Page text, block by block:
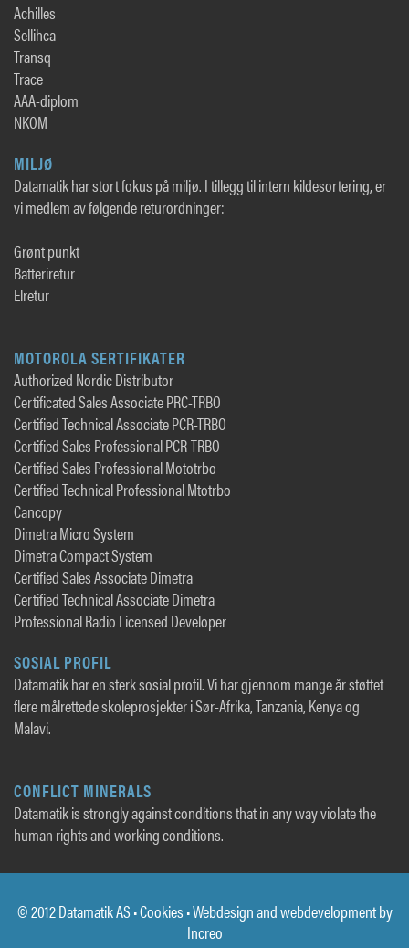
Achilles
Sellihca
Transq
Trace
AAA-diplom
NKOM
MILJØ
Datamatik har stort fokus på miljø. I tillegg til intern kildesortering, er
vi medlem av følgende returordninger:
Grønt punkt
Batteriretur
Elretur
MOTOROLA SERTIFIKATER
Authorized Nordic Distributor
Certificated Sales Associate PRC-TRBO
Certified Technical Associate PCR-TRBO
Certified Sales Professional PCR-TRBO
Certified Sales Professional Mototrbo
Certified Technical Professional Mtotrbo
Cancopy
Dimetra Micro System
Dimetra Compact System
Certified Sales Associate Dimetra
Certified Technical Associate Dimetra
Professional Radio Licensed Developer
SOSIAL PROFIL
Datamatik har en sterk sosial profil. Vi har gjennom mange år støttet
flere målrettede skoleprosjekter i Sør-Afrika, Tanzania, Kenya og
Malavi.
CONFLICT MINERALS
Datamatik is strongly against conditions that in any way violate the
human rights and working conditions.
© 2012 Datamatik AS •Cookies • Webdesign and webdevelopment by
Increo